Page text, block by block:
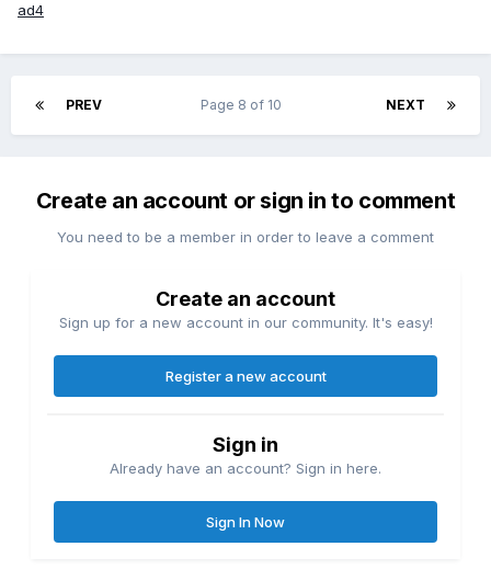
ad4
PREV NEXT
Page 8 of 10
Create an account or sign in to comment
You need to be a member in order to leave a comment
Create an account
Sign up for a new account in our community. It's easy!
Register a new account
Sign in
Already have an account? Sign in here.
Sign In Now